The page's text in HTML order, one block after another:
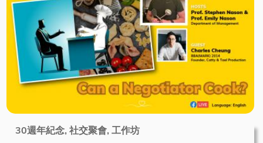
30週年紀念, 社交聚會, 工作坊